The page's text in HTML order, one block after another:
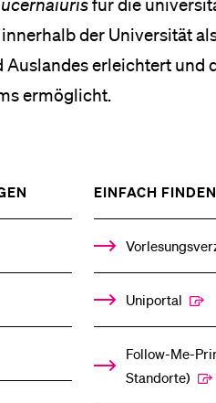
für die
der Universität
erleichtert und
ermöglicht.
%1$S
UNTERMENÜ
EINFACH FINDEN
Uniportal
Follow-Me-
Standorte)